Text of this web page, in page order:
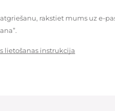
rakstiet mums uz e-
lietošanas instrukcija